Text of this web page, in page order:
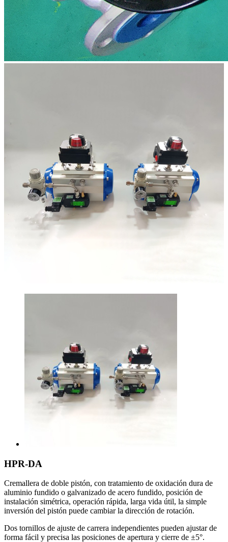
HPR-DA
Cremallera de doble pistón, con tratamiento de oxidación dura de
aluminio fundido o galvanizado de acero fundido, posición de
instalación simétrica, operación rápida, larga vida útil, la simple
inversión del pistón puede cambiar la dirección de rotación.
Dos tornillos de ajuste de carrera independientes pueden ajustar de
forma fácil y precisa las posiciones de apertura y cierre de ±5°.